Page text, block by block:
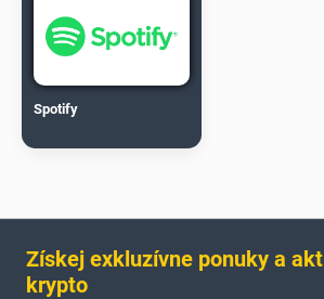
Spotify
Získej exkluzívne ponuky a
krypto